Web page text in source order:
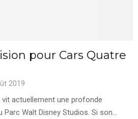
pour Cars Quatre
2019
vit actuellement une profonde
Walt Disney Studios. Si son...